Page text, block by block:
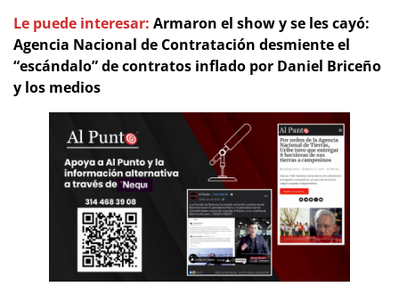
Le puede interesar: Armaron el show y se les cayó:
Agencia Nacional de Contratación desmiente el
“escándalo” de contratos inflado por Daniel Briceño
y los medios